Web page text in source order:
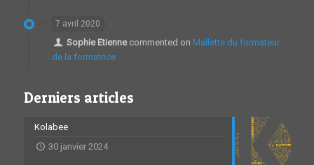
7 avril 2020
Sophie Etiennecommented on Mallette du formateur
de la formatrice
Derniers articles
Kolabee
30 janvier 2024